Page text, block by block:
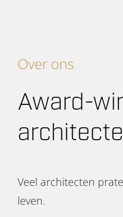
Over ons
Award-
Veel architecten
leven.